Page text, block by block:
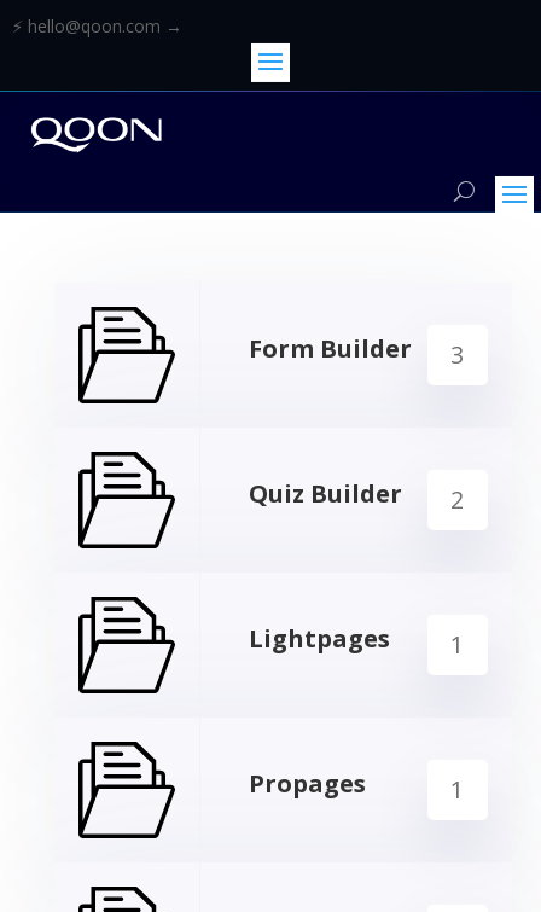
⚡ hello@qoon.com →
Form Builder 3
Quiz Builder 2
Lightpages 1
Propages 1